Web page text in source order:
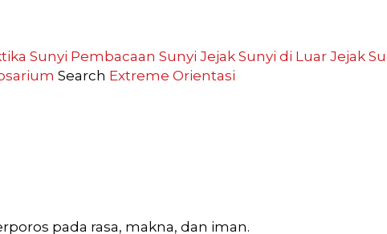
Sunyi Pembacaan Sunyi Jejak Sunyi di Luar Jejak
Search Extreme Orientasi
pada rasa, makna, dan iman.